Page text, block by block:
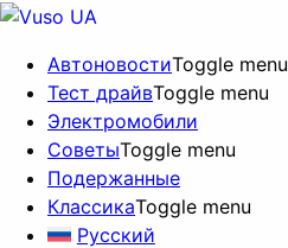
АвтоновостиToggle menu
Тест драйвToggle menu
Электромобили
СоветыToggle menu
Подержанные
КлассикаToggle menu
Русский